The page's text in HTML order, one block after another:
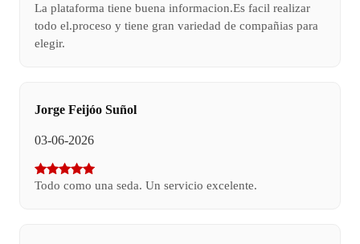
La plataforma tiene buena informacion.Es facil realizar
todo el.proceso y tiene gran variedad de compañias para
elegir.
Jorge Feijóo Suñol
03-06-2026
Todo como una seda. Un servicio excelente.